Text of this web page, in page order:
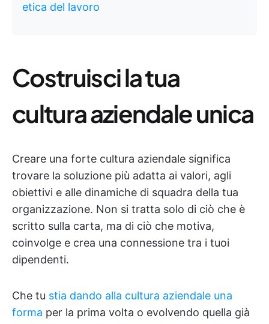
etica del lavoro
Costruisci la tua
cultura aziendale unica
Creare una forte cultura aziendale significa
trovare la soluzione più adatta ai valori, agli
obiettivi e alle dinamiche di squadra della tua
organizzazione. Non si tratta solo di ciò che è
scritto sulla carta, ma di ciò che motiva,
coinvolge e crea una connessione tra i tuoi
dipendenti.
Che tu stia dando alla cultura aziendale una
forma per la prima volta o evolvendo quella già